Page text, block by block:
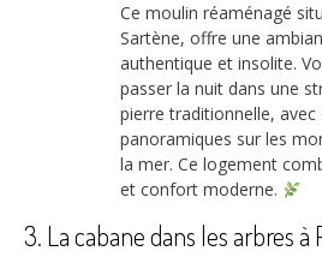
Ce moulin réaménagé
Sartène, offre une
authentique et insolite.
passer la nuit dans une
pierre traditionnelle, avec
panoramiques sur les
la mer. Ce logement
et confort moderne.
3. La cabane dans les arbres